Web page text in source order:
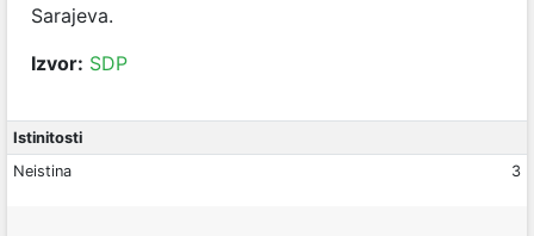
Sarajeva.
Izvor: SDP
Istinitosti
Neistina
3